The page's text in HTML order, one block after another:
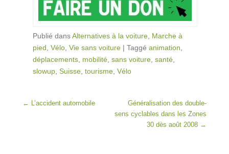
Publié dansAlternatives à la voiture Marche à
pied Vélo Vie sans voiture | Taggé animation
déplacements mobilité sans voiture santé
slowup Suisse tourisme Vélo
Post navigation
← L’accident automobile
Généralisation des double-
sens cyclables dans les Zones
30 dès août 2008 →